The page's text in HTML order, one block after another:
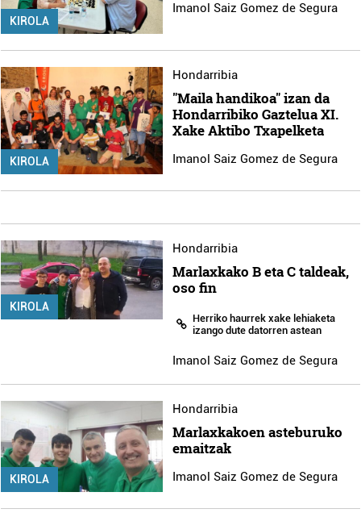
KIROLA
Imanol Saiz Gomez de Segura
KIROLA
Hondarribia
"Maila handikoa" izan da
Hondarribiko Gaztelua XI.
Xake Aktibo Txapelketa
Imanol Saiz Gomez de Segura
KIROLA
Hondarribia
Marlaxkako B eta C taldeak,
oso fin
Herriko haurrek xake lehiaketa
izango dute datorren astean
Imanol Saiz Gomez de Segura
KIROLA
Hondarribia
Marlaxkakoen asteburuko
emaitzak
Imanol Saiz Gomez de Segura